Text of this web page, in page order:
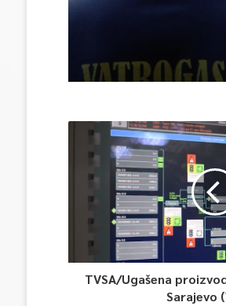
TVSA/Ugašena
Sarajevo